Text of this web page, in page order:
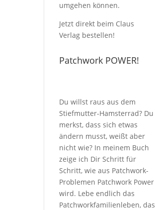
umgehen können.
Jetzt direkt beim Claus
Verlag bestellen!
Patchwork POWER!
Du willst raus aus dem
Stiefmutter-Hamsterrad? Du
merkst, dass sich etwas
ändern musst, weißt aber
nicht wie? In meinem Buch
zeige ich Dir Schritt für
Schritt, wie aus Patchwork-
Problemen Patchwork Power
wird. Lebe endlich das
Patchworkfamilienleben, das